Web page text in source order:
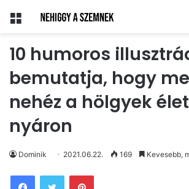
Menü
10 humoros
bemutatja, hogy
nehéz a hölgyek
nyáron
Dominik 2021.06.22. 169 Kevesebb,
Pinterest